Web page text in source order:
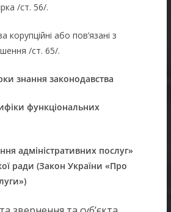
/ст. 56/.
корупційні або пов’язані з
/ст. 65/.
знання законодавства
функціональних
адміністративних послуг»
ради (Закон України «Про